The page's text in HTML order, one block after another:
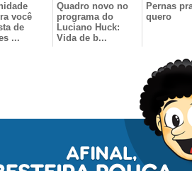
você
de
...
Quadro novo no
programa do
Luciano Huck:
Vida de b...
Pernas
quero